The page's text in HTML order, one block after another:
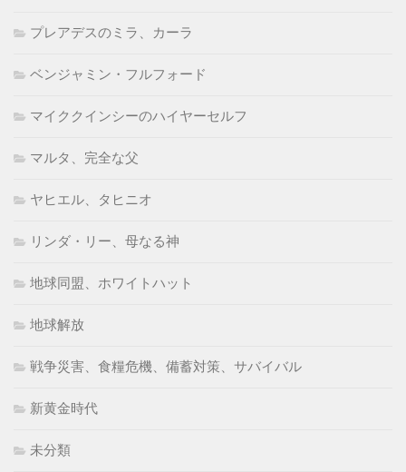
プレアデスのミラ、カーラ
ベンジャミン・フルフォード
マイククインシーのハイヤーセルフ
マルタ、完全な父
ヤヒエル、タヒニオ
リンダ・リー、母なる神
地球同盟、ホワイトハット
地球解放
戦争災害、食糧危機、備蓄対策、サバイバル
新黄金時代
未分類